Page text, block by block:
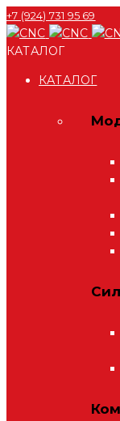
+7 (924) 731 95 69
КАТАЛОГ
КАТАЛОГ